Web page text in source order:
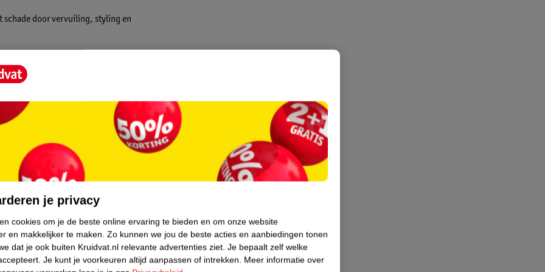
schade door vervuiling, styling en
plantaardige eiwitten en
je haar in slechts 20 minuten.
goed op droog, beschadigd, pluizig,
je privacy
cookies om je de beste online ervaring te bieden en om onze website
en makkelijker te maken. Zo kunnen we jou de beste acties en aanbiedingen tonen
dat je ook buiten Kruidvat.nl relevante advertenties ziet. Je bepaalt zelf welke
Je kunt je voorkeuren altijd aanpassen of intrekken. Meer informatie over